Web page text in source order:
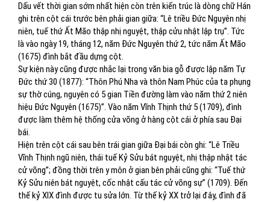
Dấu vết thời gian sớm nhất hiện còn trên kiến trúc là dòng chữ Hán
ghi trên cột cái trước bên phải gian giữa: “Lê triều Đức Nguyên nhị
niên, tuế thứ Ất Mão thập nhị nguyệt, thập cửu nhật lập trụ”. Tức
là vào ngày 19, tháng 12, năm Đức Nguyên thứ 2, tức năm Ất Mão
(1675) đình bắt đầu dựng cột.
Sự kiện này cũng được nhắc lại trong văn bia gỗ được lập năm Tự
Đức thứ 30 (1877): “Thôn Phú Nha và thôn Nam Phúc của ta phụng
sự thờ cúng, nguyên có 5 gian Tiền đường làm vào năm thứ 2 niên
hiệu Đức Nguyên (1675)”. Vào năm Vĩnh Thịnh thứ 5 (1709), đình
được làm thêm hệ thống cửa võng ở hàng cột cái ở phía sau Đại
bái.
Hiện trên cột cái sau bên trái gian giữa Đại bái còn ghi: “Lê Triều
Vĩnh Thịnh ngũ niên, thái tuế Kỷ Sửu bát nguyệt, nhị thập nhật tác
cử võng”; đồng thời trên y môn ở gian bên phải cũng ghi: “Tuế thứ
Kỷ Sửu niên bát nguyệt, cốc nhật cấu tác cử võng sự” (1709). Đến
thế kỷ XIX đình được tu sửa lớn. Từ thế kỷ XX trở lại đây, đình đã